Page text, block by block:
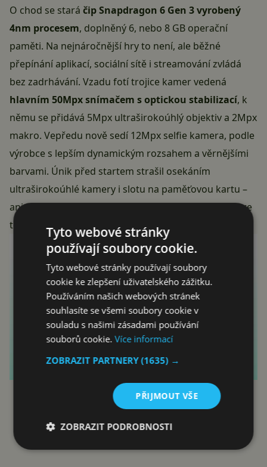
O chod se stará čip Snapdragon 6 Gen 3 vyrobený
4nm procesem, doplněný 6, nebo 8 GB operační
paměti. Na nejnáročnější hry to není, ale běžné
přepínání aplikací, sociální sítě i streamování zvládá
bez zadrhávání. Vzadu fotí trojice kamer vedená
hlavním 50Mpx snímačem s optickou stabilizací, k
němu se přidává 5Mpx ultraširokoúhlý objektiv a 2Mpx
makro. Vepředu nově sedí 12Mpx selfie kamera, podle
výrobce s lepším dynamickým rozsahem a věrnějšími
barvami. Únik před startem strašil osekáním
ultraširokoúhlé kamery i slotu na paměťovou kartu –
ani jedno se nakonec nepotvrdilo, microSD karty bere
telefon až do 2 TB.
Reklama
Tyto webové stránky
používají soubory cookie.
Tyto webové stránky používají soubory
cookie ke zlepšení uživatelského zážitku.
Používáním našich webových stránek
souhlasíte se všemi soubory cookie v
souladu s našimi zásadami používání
souborů cookie.Více informací
ZOBRAZIT PARTNERY(1635) →
PŘIJMOUT VŠE
ZOBRAZIT PODROBNOSTI